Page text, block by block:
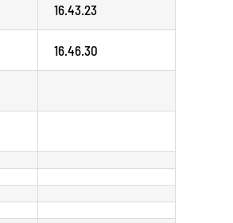
16.43.23
16.46.30